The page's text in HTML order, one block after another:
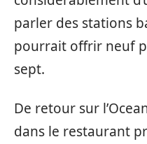
parler des stations
pourrait offrir neuf
sept.
De retour sur
dans le restaurant